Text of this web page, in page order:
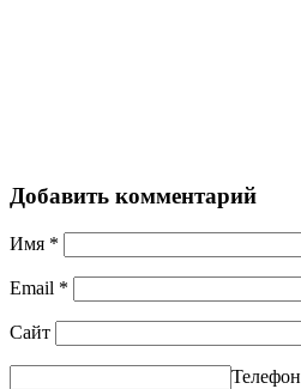
Добавить комментарий
Имя *
Email *
Сайт
Телефон